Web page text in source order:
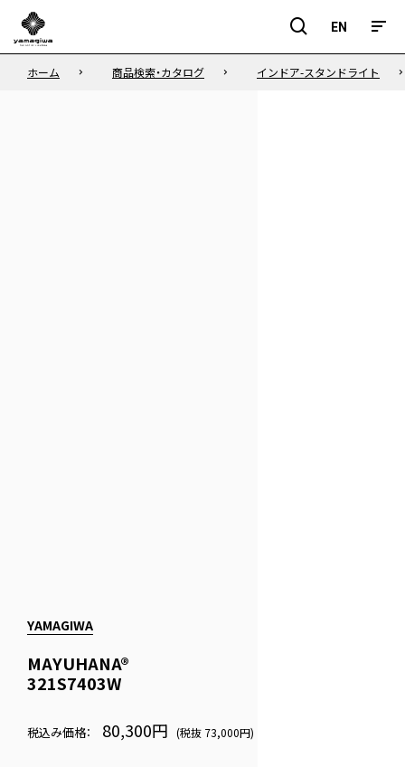
EN
EN
ホーム 商品検索・カタログ インドア-スタンドライト
YAMAGIWA
MAYUHANA®
321S7403W
税込み価格： 80,300円 (税抜 73,000円)